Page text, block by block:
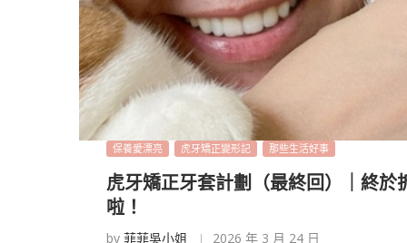
保養愛漂亮 虎牙矯正變形記 那些生活好事
虎牙矯正牙套計劃（最終回）｜終於
啦！
by 菲菲吳小姐 2026 年 3 月 24 日